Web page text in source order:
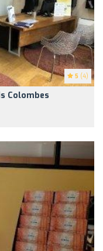
5 (4)
Colombes